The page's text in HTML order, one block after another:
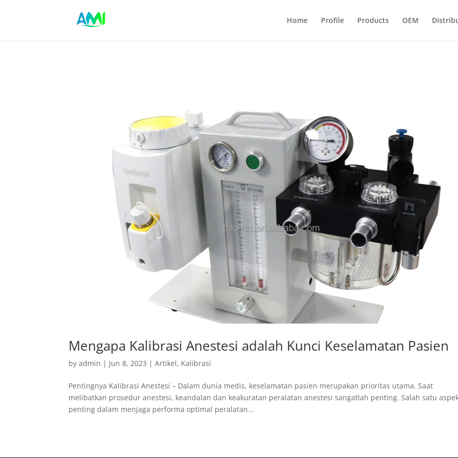
Home Profile Products OEM
Mengapa Kalibrasi Anestesi adalah Kunci Keselamatan Pasien
byadmin | Jun 8, 2023 |Artikel, Kalibrasi
Pentingnya Kalibrasi Anestesi – Dalam dunia medis, keselamatan pasien merupakan prioritas utama. Saat
melibatkan prosedur anestesi, keandalan dan keakuratan peralatan anestesi sangatlah penting. Salah satu
penting dalam menjaga performa optimal peralatan...